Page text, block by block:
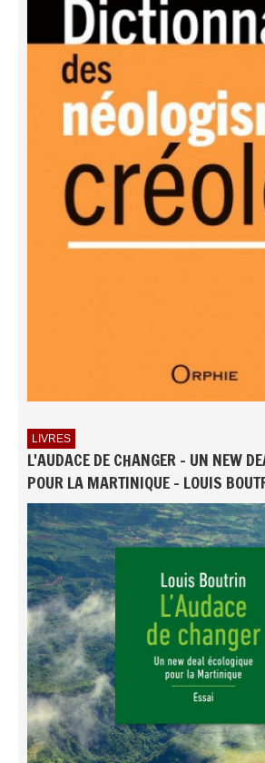
LIVRES
L'AUDACE DE CHANGER - UN NEW
POUR LA MARTINIQUE - LOUIS